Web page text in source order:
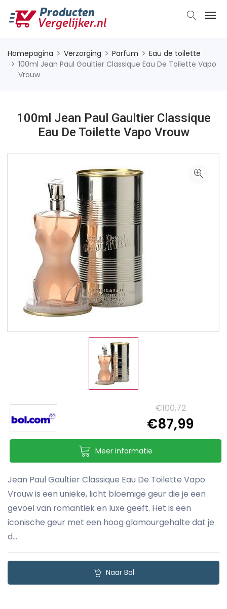
Homepagina Verzorging Parfum
Eau de toilette
100ml Jean Paul Gaultier Classique Eau De Toilette Vapo
Vrouw
100ml Jean Paul Gaultier Classique
Eau De Toilette Vapo Vrouw
€100,72
€87,99
Meer informatie
Jean Paul Gaultier Classique Eau De Toilette Vapo
Vrouw is een unieke, licht bloemige geur die je een
gevoel van romantiek en luxe geeft. Het is een
iconische geur met een hoog glamourgehalte dat je
d...
Naar Bol